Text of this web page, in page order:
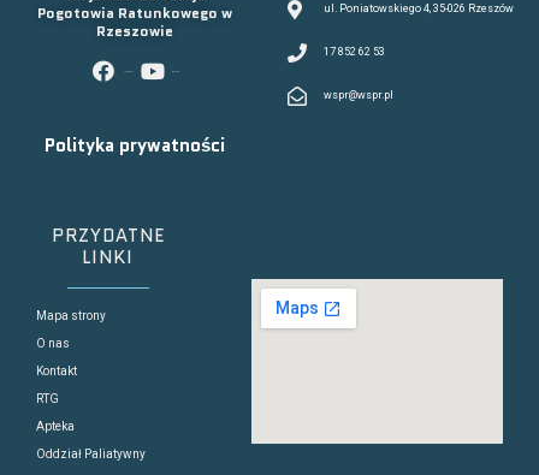
Pogotowia Ratunkowego w
Rzeszowie
Polityka prywatności
ul. Poniatowskiego 4, 35-026 Rzeszów
17 852 62 53
wspr@wspr.pl
PRZYDATNE
LINKI
Mapa strony
O nas
Kontakt
RTG
Apteka
Oddział Paliatywny